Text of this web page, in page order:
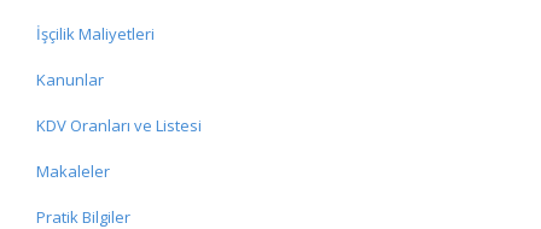
İşçilik Maliyetleri
Kanunlar
KDV Oranları ve Listesi
Makaleler
Pratik Bilgiler